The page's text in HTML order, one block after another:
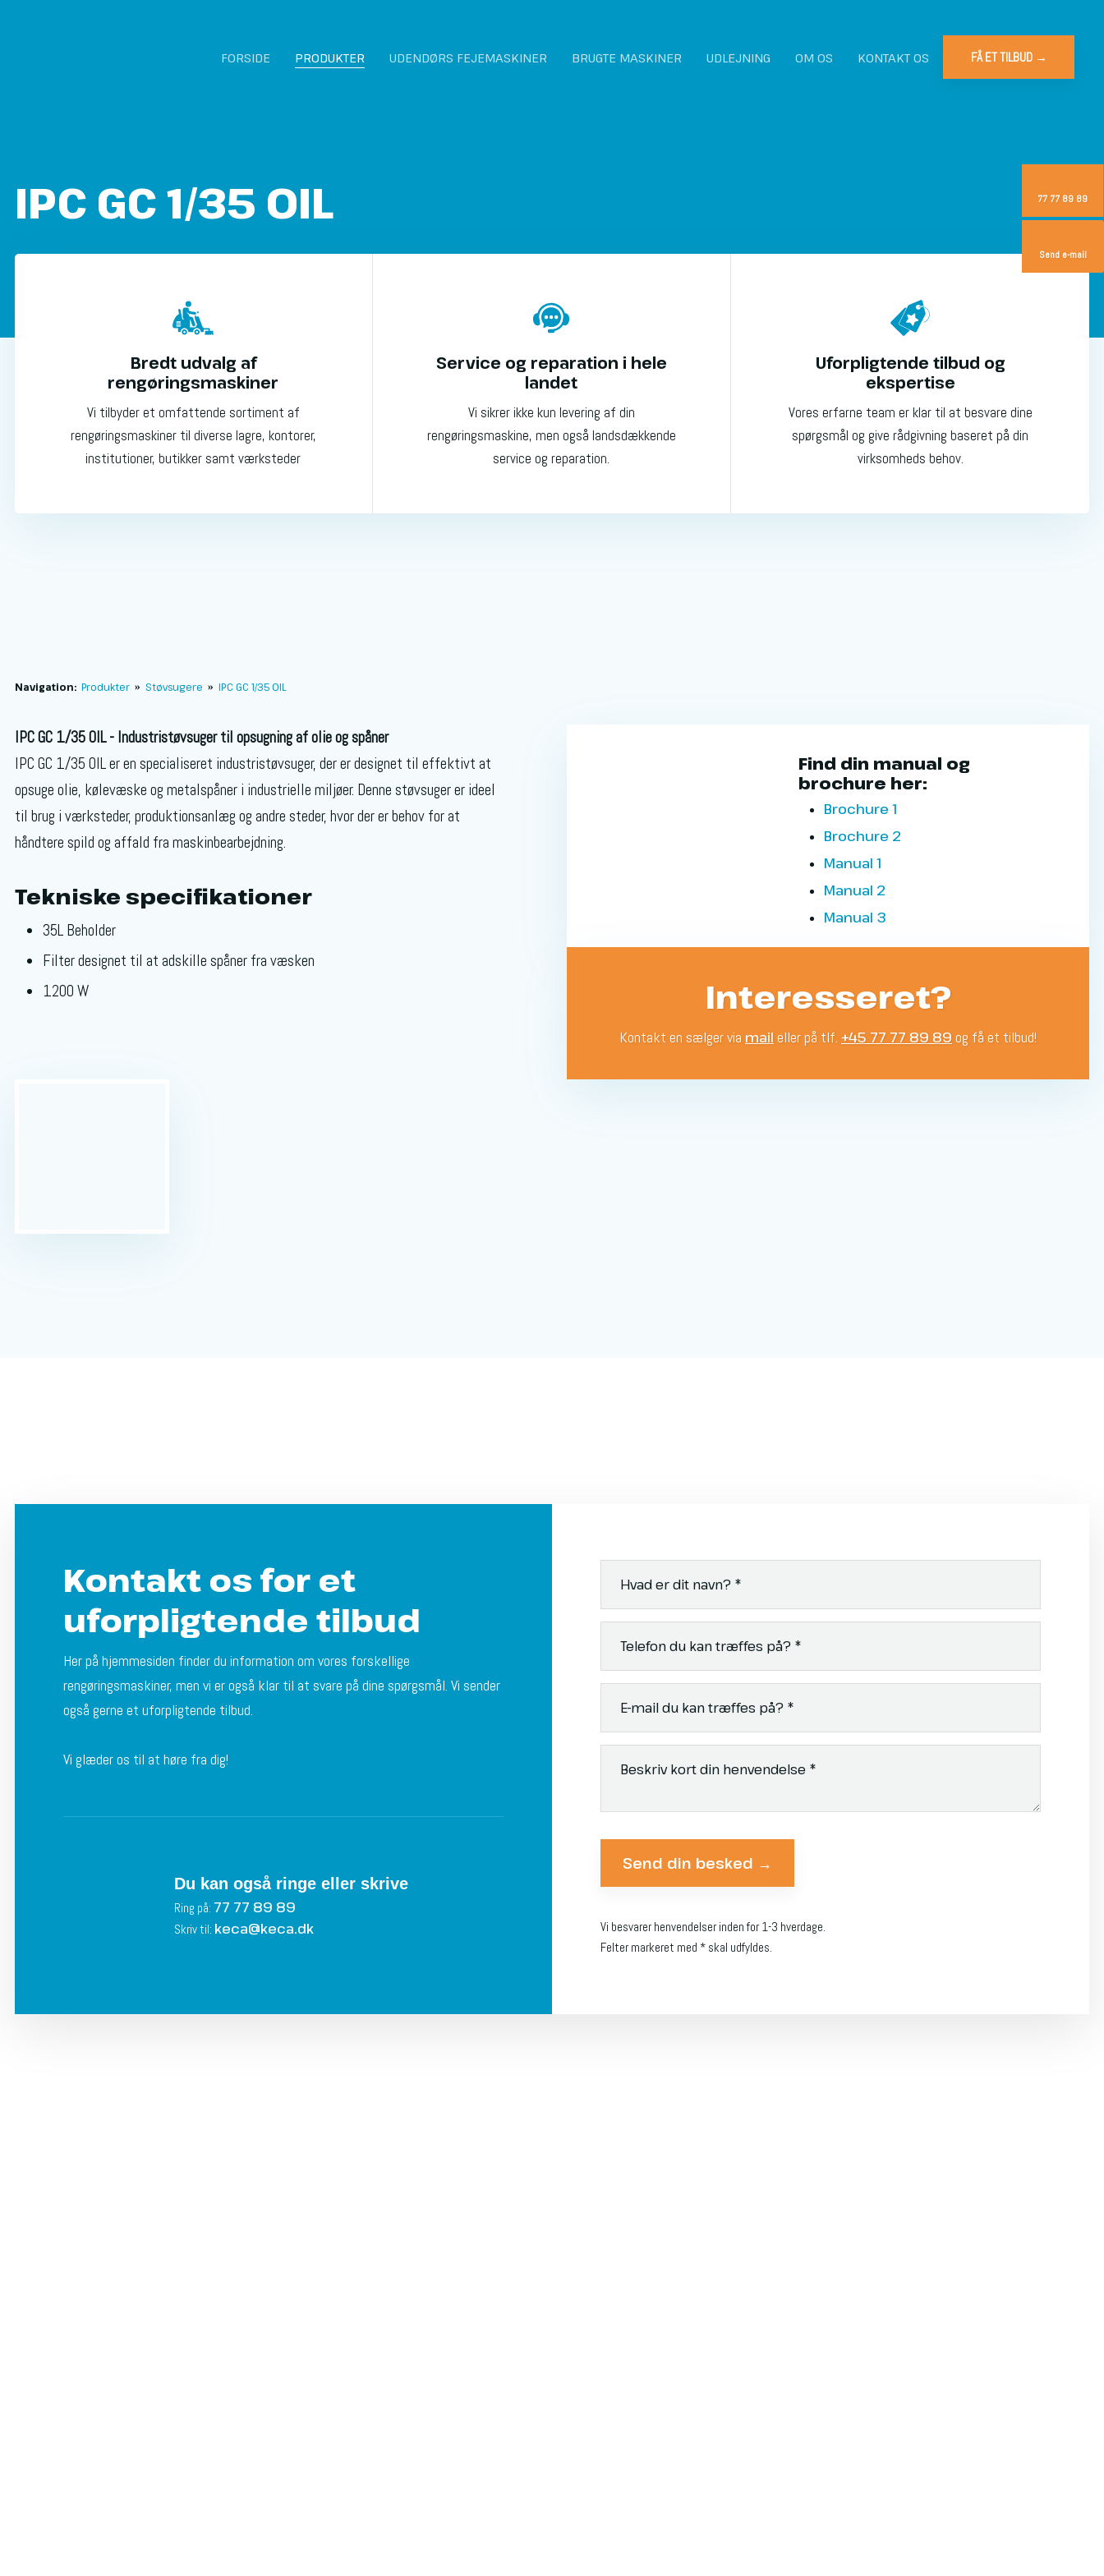
77 77 89 89
Send e-mail
FORSIDE PRODUKTER UDENDØRS FEJEMASKINER BRUGTE MASKINER UDLEJNING OM OS KONTAKT OS FÅ ET TILBUD →​
IPC GC 1/35 OIL​
Bredt udvalg af
rengøringsmaskiner
Vi tilbyder et omfattende sortiment af
rengøringsmaskiner til diverse lagre, kontorer,
institutioner, butikker samt værksteder
Service og reparation i hele
landet
Vi sikrer ikke kun levering af din
rengøringsmaskine, men også landsdækkende
service og reparation.
Uforpligtende tilbud og
ekspertise
Vores erfarne team er klar til at besvare dine
spørgsmål og give rådgivning baseret på din
virksomheds behov.
Navigation: Produkter » Støvsugere » IPC GC 1/35 OIL
IPC GC 1/35 OIL - Industristøvsuger til opsugning af olie og spåner
IPC GC 1/35 OIL er en specialiseret industristøvsuger, der er designet til effektivt at
opsuge olie, kølevæske og metalspåner i industrielle miljøer. Denne støvsuger er ideel
til brug i værksteder, produktionsanlæg og andre steder, hvor der er behov for at
håndtere spild og affald fra maskinbearbejdning.
Tekniske specifikationer
35L Beholder
Filter designet til at adskille spåner fra væsken
1200 W
​Find din manual og
brochure her:​
Brochure 1
Brochure 2
Manual 1
Manual 2
Manual 3
Interesseret?
Kontakt en sælger via mail eller på tlf. +45 77 77 89 89 og få et tilbud!
Kontakt os for et
uforpligtende tilbud
Her på hjemmesiden finder du information om vores forskellige
rengøringsmaskiner, men vi er også klar til at svare på dine spørgsmål. Vi sender
også gerne et uforpligtende tilbud.
Vi glæder os til at høre fra dig!​
Du kan også ringe eller skrive
Ring på: 77 77 89 89
Skriv til: keca@keca.dk
Vi besvarer henvendelser inden for 1-3 hverdage.
Felter markeret med * skal udfyldes.